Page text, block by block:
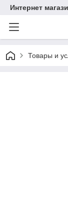
Интернет
Товары и